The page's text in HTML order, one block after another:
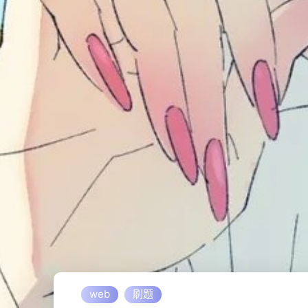
web 刷题